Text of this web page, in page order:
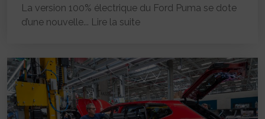
La version 100% électrique du Ford Puma se dote
d’une nouvelle... Lire la suite